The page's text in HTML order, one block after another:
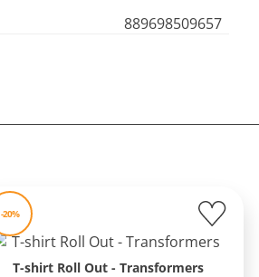
889698509657
-20%
T-shirt Roll Out - Transformers